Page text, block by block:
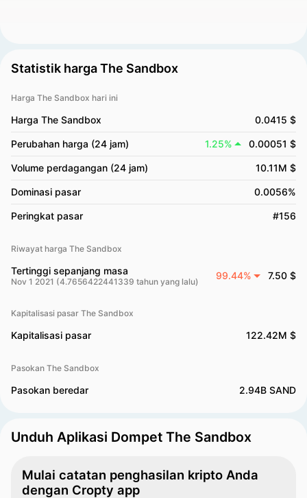
Statistik harga The Sandbox
Harga The Sandbox hari ini
Harga The Sandbox 0.0415 $
Perubahan harga (24 jam) 1.25% 0.00051 $
Volume perdagangan (24 jam) 10.11M $
Dominasi pasar 0.0056%
Peringkat pasar #156
Riwayat harga The Sandbox
Tertinggi sepanjang masa
Nov 1 2021 (4.7656422441339 tahun yang lalu)
99.44% 7.50 $
Kapitalisasi pasar The Sandbox
Kapitalisasi pasar 122.42M $
Pasokan The Sandbox
Pasokan beredar 2.94B SAND
Unduh Aplikasi Dompet The Sandbox
Mulai catatan penghasilan kripto Anda
dengan Cropty app